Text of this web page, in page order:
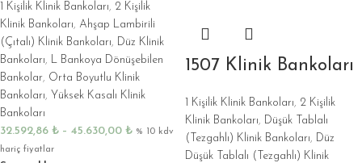
1 Kişilik Klinik Bankoları, 2 Kişilik
Klinik Bankoları, Ahşap Lambirili
(Çıtalı) Klinik Bankoları, Düz Klinik
Bankoları, L Bankoya Dönüşebilen
Bankolar, Orta Boyutlu Klinik
Bankoları, Yüksek Kasalı Klinik
Bankoları
32.592,86 ₺ – 45.630,00 ₺ % 10 kdv
hariç fiyatlar
1507 Klinik Bankoları
1 Kişilik Klinik Bankoları, 2 Kişilik
Klinik Bankoları, Düşük Tablalı
(Tezgahlı) Klinik Bankoları, Düz
Düşük Tablalı (Tezgahlı) Klinik